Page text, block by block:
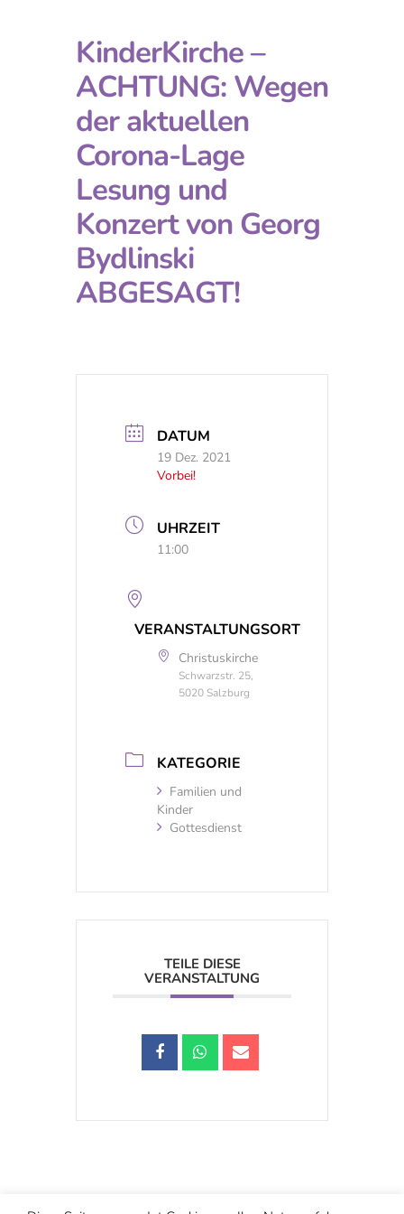
KinderKirche –
ACHTUNG: Wegen
der aktuellen
Corona-Lage
Lesung und
Konzert von Georg
Bydlinski
ABGESAGT!
DATUM
19 Dez. 2021
Vorbei!
UHRZEIT
11:00
VERANSTALTUNGSORT
Christuskirche
Schwarzstr. 25,
5020 Salzburg
KATEGORIE
Familien und
Kinder
Gottesdienst
TEILE DIESE
VERANSTALTUNG
Schwarzstraße 25, 5020 Salzburg